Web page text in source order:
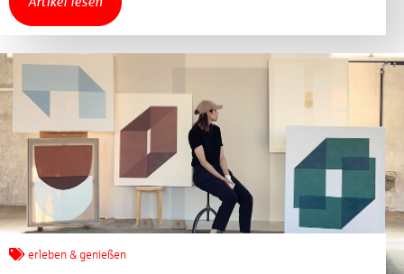
erleben & genießen
Jetzt mitmachen und